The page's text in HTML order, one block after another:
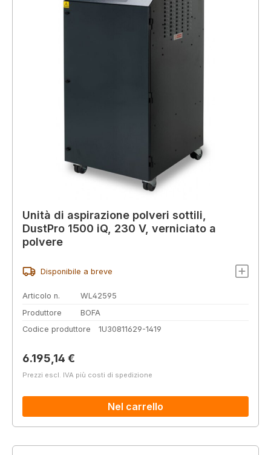
Unità di aspirazione polveri sottili,
DustPro 1500 iQ, 230 V, verniciato a
polvere
Disponibile a breve
Articolo n.
WL42595
Produttore
BOFA
Codice produttore
1U30811629-1419
Prezzo normale:
6.195,14 €
Prezzi escl. IVA più costi di spedizione
Nel carrello